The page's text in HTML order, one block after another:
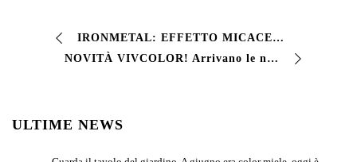
IRONMETAL: EFFETTO MICACEO E PROTEZIONE RAPIDA Cerchi uno smalto micaceo che coniughi estetica e protezione? IRONMETAL offre un’efficace barriera anticorrosi…
NOVITÀ VIVCOLOR! Arrivano le nuove latte del nostro sistema tintometrico Vivmix System #Vivcolor #VivmixSystem #SistemaTintometrico #Vernici #Professionale …
ULTIME NEWS